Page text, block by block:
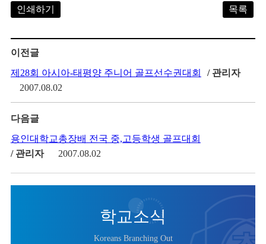
학교소식
Koreans Branching Out
인쇄하기 목록
이전글
제28회 아시아-태평양 주니어 골프선수권대회
/ 관리자
2007.08.02
다음글
용인대학교총장배 전국 중,고등학생 골프대회
/ 관리자
2007.08.02